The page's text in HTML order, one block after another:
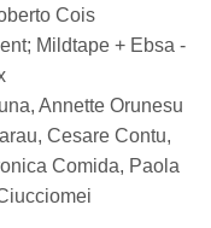
Cois
Mildtape + Ebsa -
Annette Orunesu
Cesare Contu,
Comida, Paola